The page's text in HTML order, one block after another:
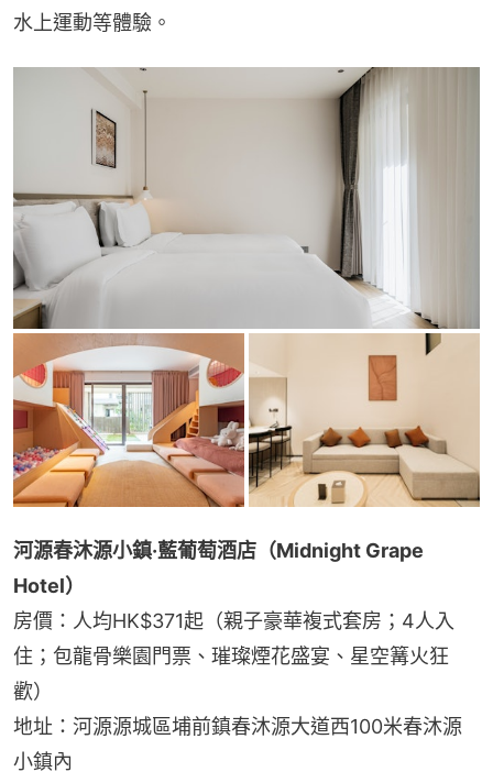
水上運動等體驗。
河源春沐源小鎮·藍葡萄酒店（Midnight Grape
Hotel）
房價：人均HK$371起（親子豪華複式套房；4人入
住；包龍骨樂園門票、璀璨煙花盛宴、星空篝火狂
歡）
地址：河源源城區埔前鎮春沐源大道西100米春沐源
小鎮內